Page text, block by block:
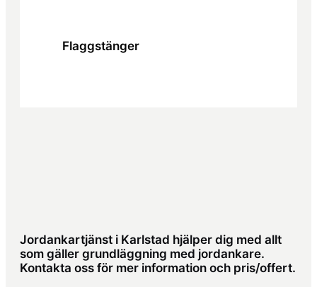
Flaggstänger
Jordankartjänst i Karlstad hjälper dig med allt
som gäller grundläggning med jordankare.
Kontakta oss för mer information och pris/offert.